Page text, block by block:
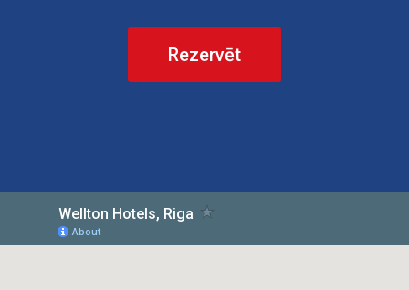
Rezervēt